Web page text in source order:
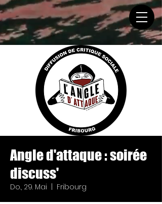
Angle d'attaque : soirée
discuss'
Do., 29. Mai Fribourg